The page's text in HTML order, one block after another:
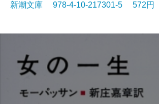
新潮文庫 978-4-10-217301-5 572円